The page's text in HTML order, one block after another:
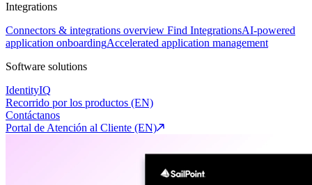
Integrations
Connectors & integrations overview Find IntegrationsAI-powered
application onboardingAccelerated application management
Software solutions
IdentityIQ
Recorrido por los productos (EN)
Contáctanos
Portal de Atención al Cliente (EN)